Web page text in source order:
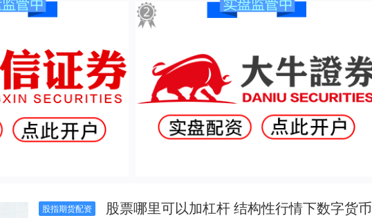
股指期货配资
股票哪里可以加杠杆 结构性行情下数字货币